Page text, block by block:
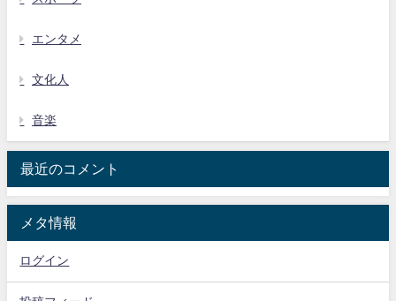
エンタメ
文化人
音楽
最近のコメント
メタ情報
ログイン